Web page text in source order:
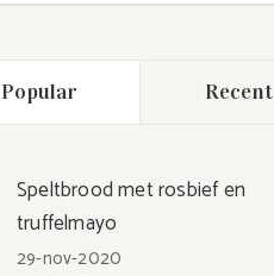
Popular Recent
Speltbrood met rosbief en
truffelmayo
29-nov-2020